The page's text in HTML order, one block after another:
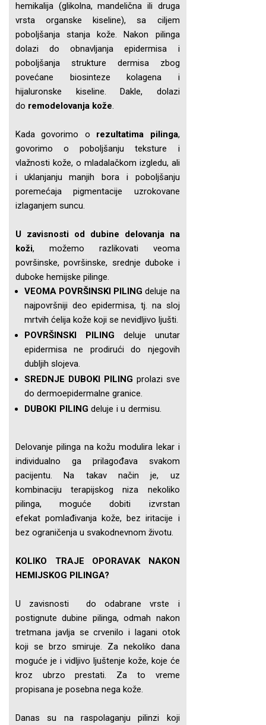
hemikalija (glikolna, mandelična ili druga
vrsta organske kiseline), sa ciljem
poboljšanja stanja kože. Nakon pilinga
dolazi do obnavljanja epidermisa i
poboljšanja strukture dermisa zbog
povećane biosinteze kolagena i
hijaluronske kiseline. Dakle, dolazi
do remodelovanja kože.
Kada govorimo o rezultatima pilinga,
govorimo o poboljšanju teksture i
vlažnosti kože, o mladalačkom izgledu, ali
i uklanjanju manjih bora i poboljšanju
poremećaja pigmentacije uzrokovane
izlaganjem suncu.
U zavisnosti od dubine delovanja na
koži, možemo razlikovati veoma
površinske, površinske, srednje duboke i
duboke hemijske pilinge.
VEOMA POVRŠINSKI PILING deluje na
najpovršniji deo epidermisa, tj. na sloj
mrtvih ćelija kože koji se nevidljivo ljušti.
POVRŠINSKI PILING deluje unutar
epidermisa ne prodirući do njegovih
dubljih slojeva.
SREDNJE DUBOKI PILING prolazi sve
do dermoepidermalne granice.
DUBOKI PILING deluje i u dermisu.
Delovanje pilinga na kožu modulira lekar i
individualno ga prilagođava svakom
pacijentu. Na takav način je, uz
kombinaciju terapijskog niza nekoliko
pilinga, moguće dobiti izvrstan
efekat pomlađivanja kože, bez iritacije i
bez ograničenja u svakodnevnom životu.
KOLIKO TRAJE OPORAVAK NAKON
HEMIJSKOG PILINGA?
U zavisnosti do odabrane vrste i
postignute dubine pilinga, odmah nakon
tretmana javlja se crvenilo i lagani otok
koji se brzo smiruje. Za nekoliko dana
moguće je i vidljivo ljuštenje kože, koje će
kroz ubrzo prestati. Za to vreme
propisana je posebna nega kože.
Danas su na raspolaganju pilinzi koji